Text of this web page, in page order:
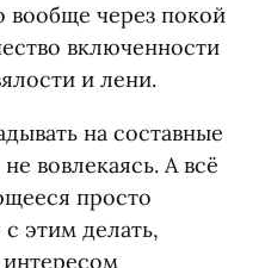
вообще через покой
включенности
и лени.
на составные
вовлекаясь. А всё
просто
этим делать,